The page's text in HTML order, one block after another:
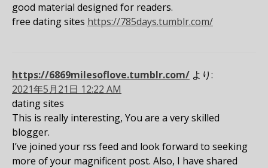
good material designed for readers.
free dating sites https://785days.tumblr.com/
https://6869milesoflove.tumblr.com/ より:
2021年5月21日 12:22 AM
dating sites
This is really interesting, You are a very skilled
blogger.
I’ve joined your rss feed and look forward to seeking
more of your magnificent post. Also, I have shared